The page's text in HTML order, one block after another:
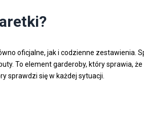
oficjalne, jak i codzienne zestawienia.
To element garderoby, który sprawia,
sprawdzi się w każdej sytuacji.